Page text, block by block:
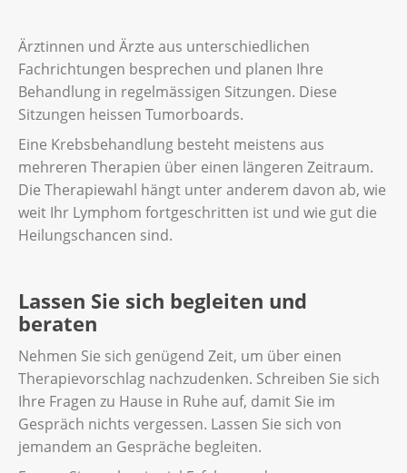
Ärztinnen und Ärzte aus unterschiedlichen
Fachrichtungen besprechen und planen Ihre
Behandlung in regelmässigen Sitzungen. Diese
Sitzungen heissen Tumorboards.
Eine Krebsbehandlung besteht meistens aus
mehreren Therapien über einen längeren Zeitraum.
Die Therapiewahl hängt unter anderem davon ab, wie
weit Ihr Lymphom fortgeschritten ist und wie gut die
Heilungschancen sind.
Lassen Sie sich begleiten und
beraten
Nehmen Sie sich genügend Zeit, um über einen
Therapievorschlag nachzudenken. Schreiben Sie sich
Ihre Fragen zu Hause in Ruhe auf, damit Sie im
Gespräch nichts vergessen. Lassen Sie sich von
jemandem an Gespräche begleiten.